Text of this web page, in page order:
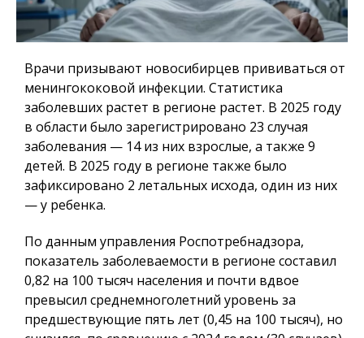
Врачи призывают новосибирцев прививаться от
менингококовой инфекции. Статистика
заболевших растет в регионе растет. В 2025 году
в области было зарегистрировано 23 случая
заболевания — 14 из них взрослые, а также 9
детей. В 2025 году в регионе также было
зафиксировано 2 летальных исхода, один из них
— у ребенка.
По данным управления Роспотребнадзора,
показатель заболеваемости в регионе составил
0,82 на 100 тысяч населения и почти вдвое
превысил среднемноголетний уровень за
предшествующие пять лет (0,45 на 100 тысяч), но